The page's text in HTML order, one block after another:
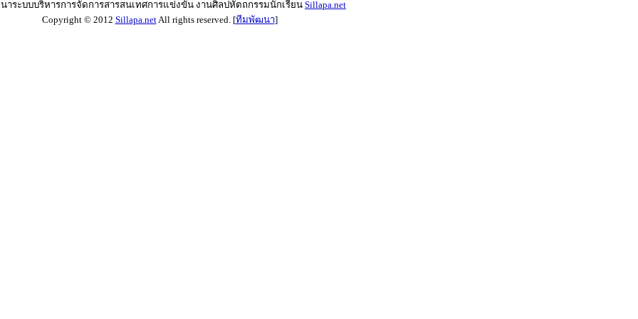
ระบบบริหารการจัดการสารสนเทศการแข่งขัน งานศิลปหัตถกรรมนักเรียน Sillapa.net
Copyright © 2012 Sillapa.netAll rights reserved. [ทีมพัฒนา]